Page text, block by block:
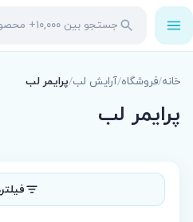
باز
کردن
منو
جستجو
در
محصولات
جستجو
خانه/فروشگاه/آرایش لب/پرایمر لب
پرایمر لب